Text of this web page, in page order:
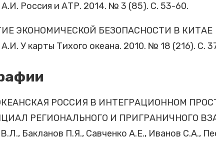
Россия и АТР. 2014. № 3 (85). С. 53-60.
ЭКОНОМИЧЕСКОЙ БЕЗОПАСНОСТИ В КИТАЕ
У карты Тихого океана. 2010. № 18 (216). С.
РОССИЯ В ИНТЕГРАЦИОННОМ
РЕГИОНАЛЬНОГО И ПРИГРАНИЧНОГО
Бакланов П.Я., Савченко А.Е., Иванов С.А.,